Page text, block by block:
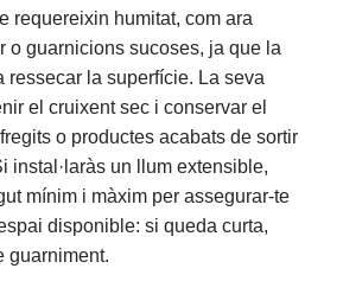
requereixin humitat, com ara
o guarnicions sucoses, ja que la
ressecar la superfície. La seva
el cruixent sec i conservar el
o productes acabats de sortir
instal·laràs un llum extensible,
mínim i màxim per assegurar-te
disponible: si queda curta,
guarniment.